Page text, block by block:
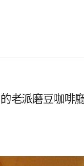
老派磨豆咖啡廳